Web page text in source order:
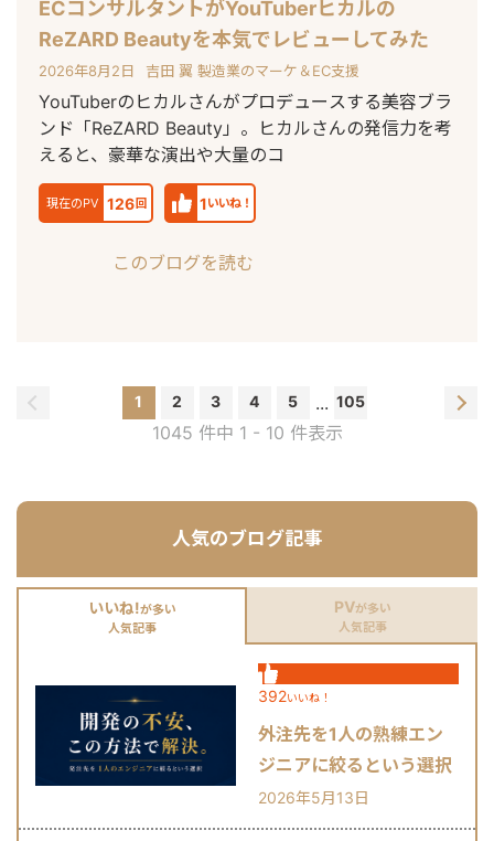
人気のブログ記事
いいね!が多い
人気記事
PVが多い
人気記事
392いいね！
外注先を1人の熟練エン
ジニアに絞るという選択
肢
2026年5月13日
ECコンサルタントがYouTuberヒカルの
ReZARD Beautyを本気でレビューしてみた
2026年8月2日 吉田 翼 製造業のマーケ＆EC支援
現在のPV 126 回 1いいね！
YouTuberのヒカルさんがプロデュースする美容ブラ
ンド「ReZARD Beauty」。ヒカルさんの発信力を考
えると、豪華な演出や大量のコ
このブログを読む
1 2 3 4 5 ... 105
1045 件中 1 - 10 件表示